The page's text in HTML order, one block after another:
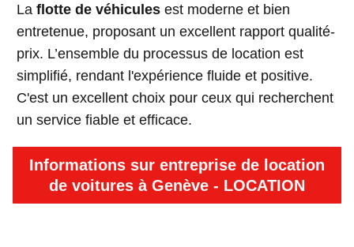
La flotte de véhicules est moderne et bien
entretenue, proposant un excellent rapport qualité-
prix. L’ensemble du processus de location est
simplifié, rendant l'expérience fluide et positive.
C'est un excellent choix pour ceux qui recherchent
un service fiable et efficace.
Informations sur entreprise de location
de voitures à Genève - LOCATION